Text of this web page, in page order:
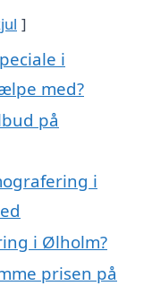
i
med?
på
i
i Ølholm?
prisen på